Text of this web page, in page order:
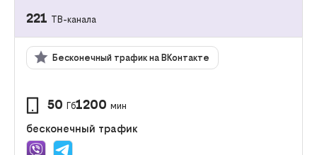
221 ТВ-канала
Бесконечный трафик на ВКонтакте
50 Гб1200 мин
бесконечный трафик